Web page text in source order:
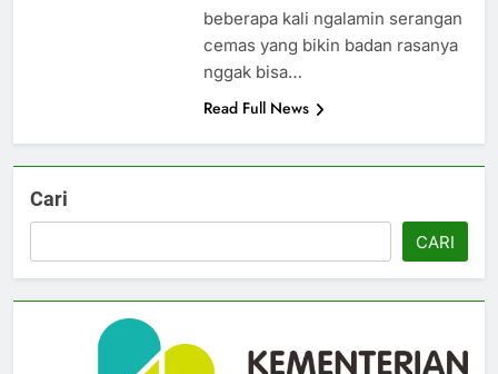
beberapa kali ngalamin serangan
cemas yang bikin badan rasanya
nggak bisa…
Read Full News
Cari
CARI